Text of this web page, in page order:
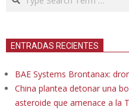
ENTRADAS RECIENTES
BAE Systems Brontanax:
China plantea detonar una
asteroide que amenace a la